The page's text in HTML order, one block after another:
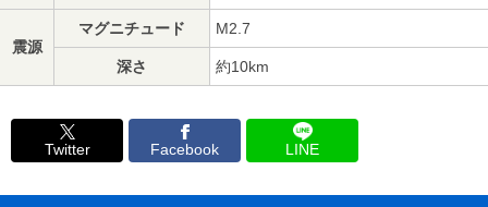
震源
マグニチュード M2.7
深さ 約10km
Twitter Facebook LINE